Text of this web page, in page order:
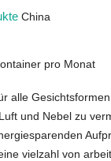
China
pro Monat
alle
und Nebel zu
vielzahl von